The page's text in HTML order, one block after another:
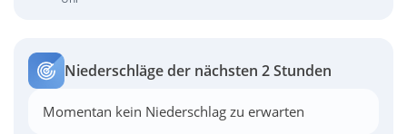
Niederschläge der nächsten 2 Stunden
Momentan kein Niederschlag zu erwarten